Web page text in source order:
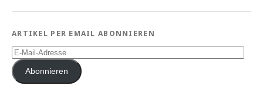
ARTIKEL PER EMAIL ABONNIEREN
E-
Mail-
AdresseAbonnieren